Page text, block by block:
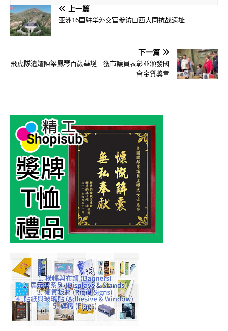
上一篇
亚洲16国驻华外交官参访山西大同抗战遗址
下一篇
飛虎隊遺孀陳梁鳳琴百歲華誕 獲市議員表彰並頒發國
會金質獎章